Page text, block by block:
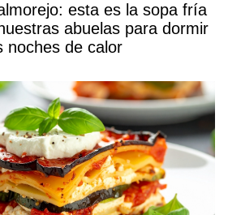
esta es la sopa fría
abuelas para dormir
noches de calor